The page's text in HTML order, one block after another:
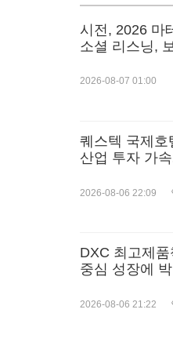
시전, 2026 마
소셜 리스닝,
2026-08-07 01:00
퀘스텍 국제호
산업 투자 가
2026-08-06 22:09
DXC 최고제
중심 성장에
2026-08-06 21:22